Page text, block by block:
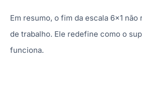
Em resumo, o fim da escala 6×1 não
de trabalho. Ele redefine como o
funciona.